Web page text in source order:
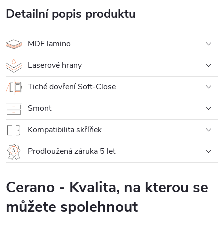
Detailní popis produktu
MDF lamino
Laserové hrany
Tiché dovření Soft-Close
Smont
Kompatibilita skříňek
Prodloužená záruka 5 let
Cerano - Kvalita, na kterou se
můžete spolehnout